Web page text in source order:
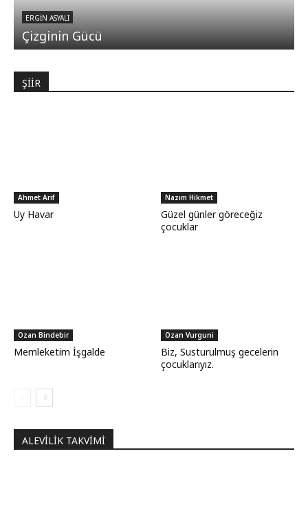
ERGIN ASYALI
Çizginin Gücü
ŞİİR
Ahmet Arif
Uy Havar
Nazım Hikmet
Güzel günler göreceğiz
çocuklar
Ozan Bindebir
Memleketim İşgalde
Ozan Vurguni
Biz, Susturulmuş gecelerin
çocuklarıyız.
ALEVILIK TAKVIMI